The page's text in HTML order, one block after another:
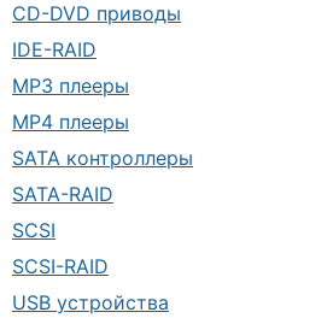
CD-DVD приводы
IDE-RAID
MP3 плееры
MP4 плееры
SATA контроллеры
SATA-RAID
SCSI
SCSI-RAID
USB устройства